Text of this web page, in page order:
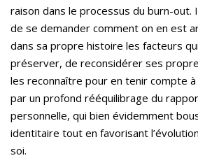
raison dans le processus du burn-out.
de se demander comment on en est
dans sa propre histoire les facteurs
préserver, de reconsidérer ses
les reconnaître pour en tenir compte à
par un profond rééquilibrage du
personnelle, qui bien évidemment
identitaire tout en favorisant
soi.